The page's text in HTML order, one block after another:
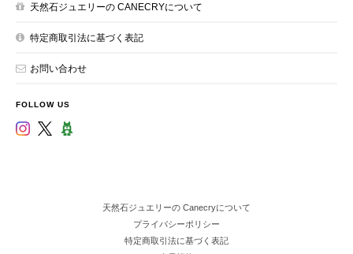
天然石ジュエリーの CANECRYについて
特定商取引法に基づく表記
お問い合わせ
FOLLOW US
天然石ジュエリーの Canecryについて
プライバシーポリシー
特定商取引法に基づく表記